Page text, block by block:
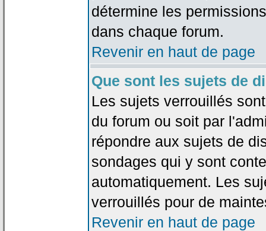
détermine les
dans chaque forum.
Revenir en haut de page
Que sont les sujets de
Les sujets verrouillés
du forum ou soit par
répondre aux sujets de
sondages qui y sont
automatiquement. Les
verrouillés pour de
Revenir en haut de page